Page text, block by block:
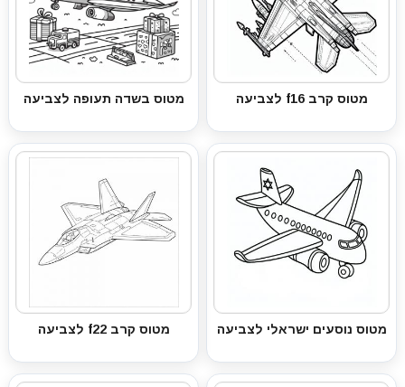
מטוס קרב f16 לצביעה מטוס בשדה תעופה לצביעה
מטוס נוסעים ישראלי לצביעה מטוס קרב f22 לצביעה